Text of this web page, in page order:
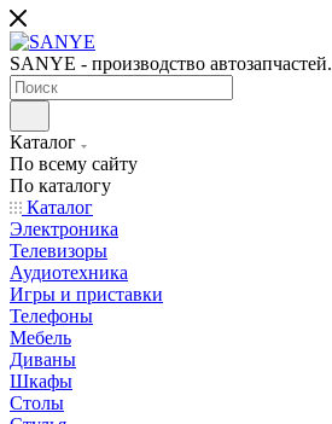
SANYE - производство автозапчастей.
Каталог
По всему сайту
По каталогу
Каталог
Электроника
Телевизоры
Аудиотехника
Игры и приставки
Телефоны
Мебель
Диваны
Шкафы
Столы